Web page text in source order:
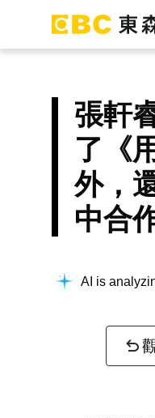
張軒
了《
外，
中合
AI is